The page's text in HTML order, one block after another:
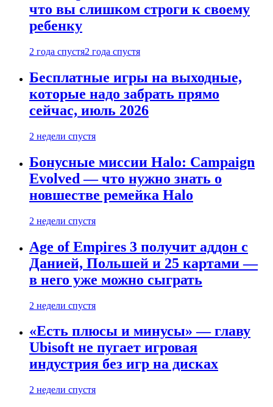
что вы слишком строги к своему
ребенку
2 года спустя2 года спустя
Бесплатные игры на выходные,
которые надо забрать прямо
сейчас, июль 2026
2 недели спустя
Бонусные миссии Halo: Campaign
Evolved — что нужно знать о
новшестве ремейка Halo
2 недели спустя
Age of Empires 3 получит аддон с
Данией, Польшей и 25 картами —
в него уже можно сыграть
2 недели спустя
«Есть плюсы и минусы» — главу
Ubisoft не пугает игровая
индустрия без игр на дисках
2 недели спустя